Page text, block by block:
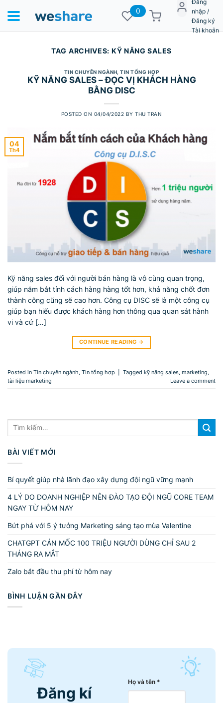
0
Đăng
nhập /
Đăng ký
Tài khoản
TAG ARCHIVES: KỸ NĂNG SALES
TIN CHUYÊN NGÀNH ,TIN TỔNG HỢP
KỸ NĂNG SALES – ĐỌC VỊ KHÁCH HÀNG
BẰNG DISC
POSTED ON 04/04/2022 BYTHU TRAN
04
Th4
Kỹ năng sales đối với người bán hàng là vô cùng quan trọng,
giúp nắm bắt tính cách hàng hàng tốt hơn, khả năng chốt đơn
thành công cũng sẽ cao hơn. Công cụ DISC sẽ là một công cụ
giúp bạn hiểu được khách hàng hơn thông qua quan sát hành
vi và cứ […]
CONTINUE READING →
Posted in Tin chuyên ngành Tin tổng hợp Tagged kỹ năng sales marketing
tài liệu marketing
Leave a comment
BÀI VIẾT MỚI
Bí quyết giúp nhà lãnh đạo xây dựng đội ngũ vững mạnh
4 LÝ DO DOANH NGHIỆP NÊN ĐÀO TẠO ĐỘI NGŨ CORE TEAM
NGAY TỪ HÔM NAY
Bứt phá với 5 ý tưởng Marketing sáng tạo mùa Valentine
CHATGPT CÁN MỐC 100 TRIỆU NGƯỜI DÙNG CHỈ SAU 2
THÁNG RA MẮT
Zalo bắt đầu thu phí từ hôm nay
BÌNH LUẬN GẦN ĐÂY
Đăng kí
Họ và tên *